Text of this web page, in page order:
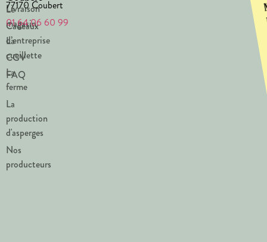
Le
magasin
La
cueillette
La
ferme
La
production
d'asperges
Nos
producteurs
Livraison
Cadeaux
d’entreprise
CGV
FAQ
77170 Coubert
01 64 06 60 99